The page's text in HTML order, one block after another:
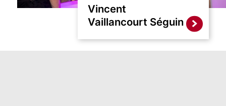
Vincent
Vaillancourt Séguin